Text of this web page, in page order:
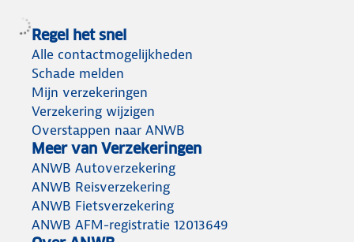
veilig
verkeer.
en
kom
veilig
thuis.
Bekijk
al
onze
bespaartips.
Regel het snel
Alle contactmogelijkheden
Schade melden
Mijn verzekeringen
Verzekering wijzigen
Overstappen naar ANWB
Meer van Verzekeringen
ANWB Autoverzekering
ANWB Reisverzekering
ANWB Fietsverzekering
ANWB AFM-registratie 12013649